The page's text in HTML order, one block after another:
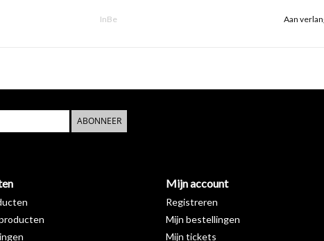
InBe Aan
ABONNEER
Mijn account
Registreren
Mijn bestellingen
Mijn tickets